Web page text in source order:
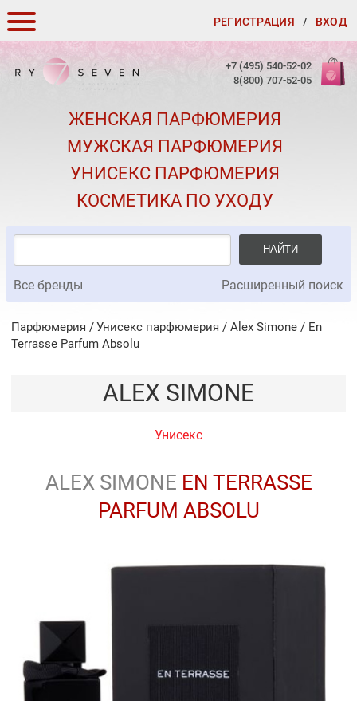
РЕГИСТРАЦИЯ / ВХОД
КАК ЗАКАЗАТЬ
СКИДКИ
КОНТАКТЫ
О КАЧЕСТВЕ
ПОДАРКИ К ЗАКАЗАМ
+7 (495) 540-52-02
8(800) 707-52-05
ЖЕНСКАЯ ПАРФЮМЕРИЯ
МУЖСКАЯ ПАРФЮМЕРИЯ
УНИСЕКС ПАРФЮМЕРИЯ
КОСМЕТИКА ПО УХОДУ
НАЙТИ
Все бренды Расширенный поиск
Парфюмерия Унисекс парфюмерия / Alex Simone / En
Terrasse Parfum Absolu
ALEX SIMONE
Унисекс
ALEX SIMONE EN TERRASSE
PARFUM ABSOLU